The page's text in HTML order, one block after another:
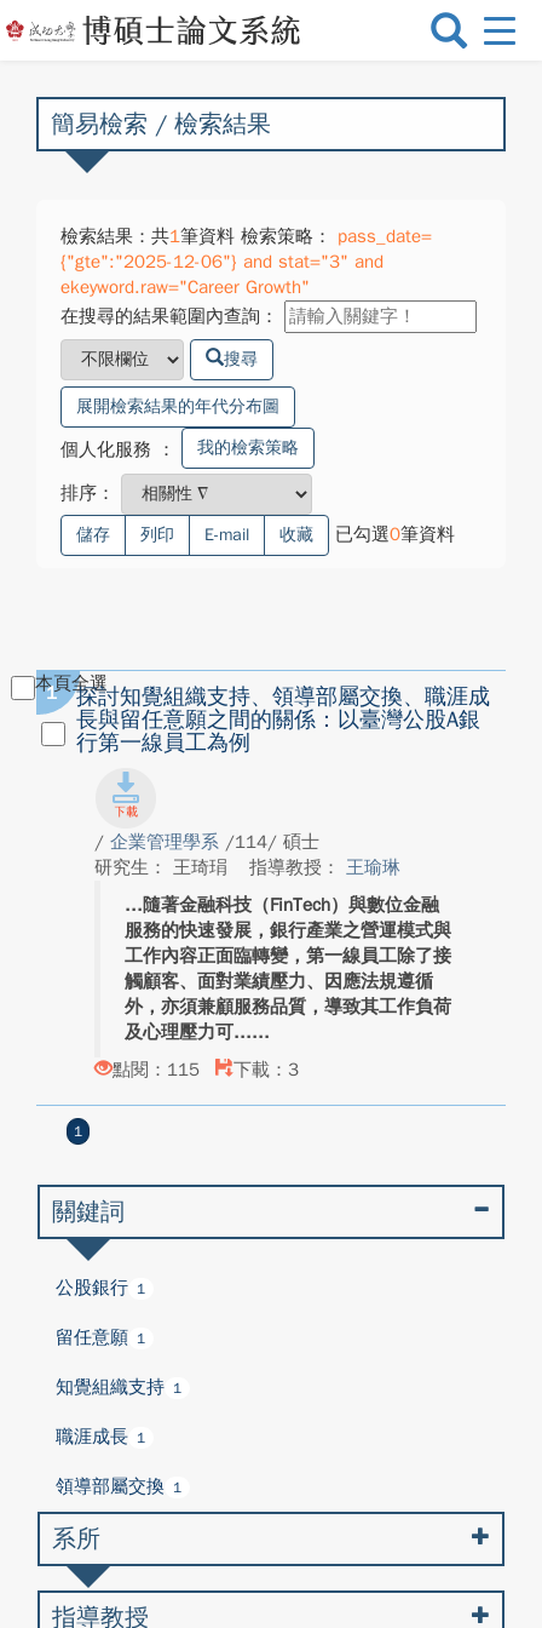
選
換
簡易檢索 / 檢索結果
檢索結果：共1筆資料 檢索策略：
pass_date=
{"gte":"2025-12-06"} and stat="3" and
ekeyword.raw="Career Growth"
在搜尋的結果範圍內查詢：
搜尋
展開檢索結果的年代分布圖
個人化服務 ： 我的檢索策略
排序：
儲存 列印 E-mail 收藏 已勾選0筆資料
本頁全選
1
探討知覺組織支持、領導部屬交換、職涯成
長與留任意願之間的關係：以臺灣公股A銀
行第一線員工為例
/ 企業管理學系 /114/ 碩士
研究生： 王琦琄
指導教授： 王瑜琳
隨著金融科技（FinTech）與數位金融
服務的快速發展，銀行產業之營運模式與
工作內容正面臨轉變，第一線員工除了接
觸顧客、面對業績壓力、因應法規遵循
外，亦須兼顧服務品質，導致其工作負荷
及心理壓力可...
點閱：115
下載：3
1
關鍵詞
公股銀行 1
留任意願 1
知覺組織支持 1
職涯成長 1
領導部屬交換 1
系所
指導教授